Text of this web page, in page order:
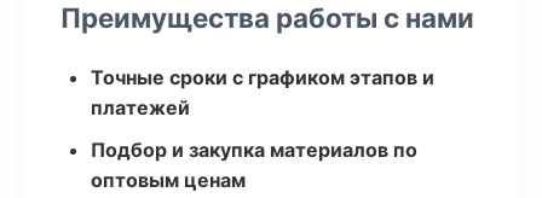
Преимущества работы с нами
Точные сроки с графиком этапов и
платежей
Подбор и закупка материалов по
оптовым ценам